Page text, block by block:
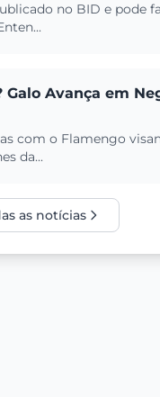
no BID e pode
Avança em
com o Flamengo
da...
as notícias